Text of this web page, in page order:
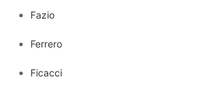
Fazio
Ferrero
Ficacci